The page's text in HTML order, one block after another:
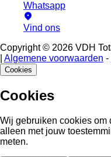
Whatsapp
Vind ons
Copyright © 2026 VDH
Algemene voorwaarden -
Cookies
Cookies
Wij gebruiken cookies om
alleen met jouw
meten.